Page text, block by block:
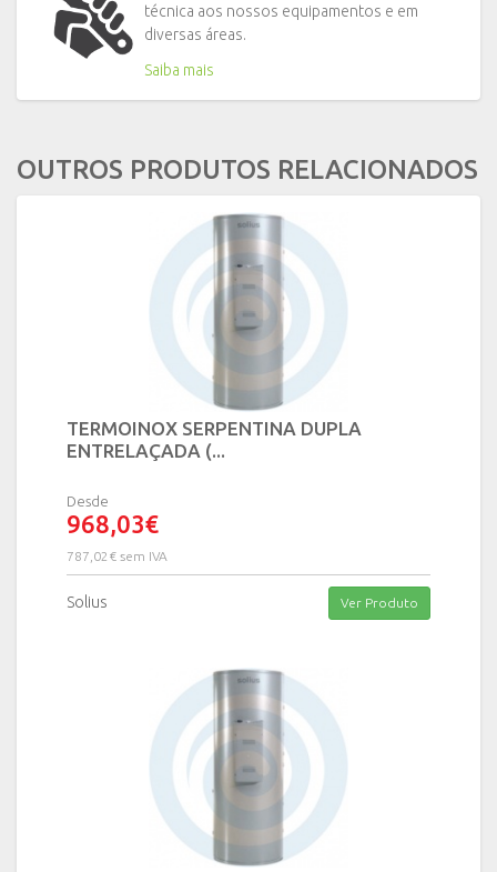
técnica aos nossos equipamentos e em
diversas áreas.
Saiba mais
OUTROS PRODUTOS RELACIONADOS
TERMOINOX SERPENTINA DUPLA
ENTRELAÇADA (...
Desde
968,03€
787,02€ sem IVA
Solius Ver Produto